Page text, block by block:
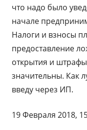
что надо было
начале
Налоги и взносы
предоставление
открытия и
значительны. Как
введу через ИП.
19 Февраля 2018,